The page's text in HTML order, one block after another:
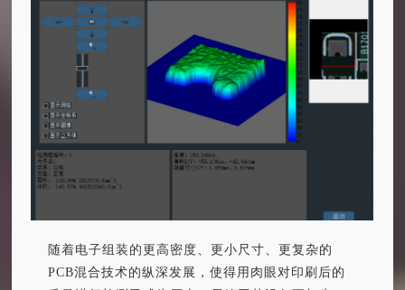
随着电子组装的更高密度、更小尺寸、更复杂的
PCB混合技术的纵深发展，使得用肉眼对印刷后的